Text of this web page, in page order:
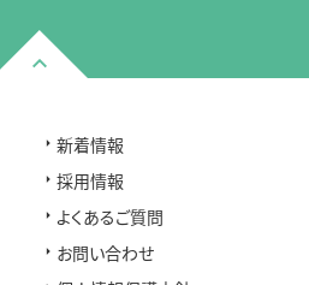
新着情報
採用情報
よくあるご質問
お問い合わせ